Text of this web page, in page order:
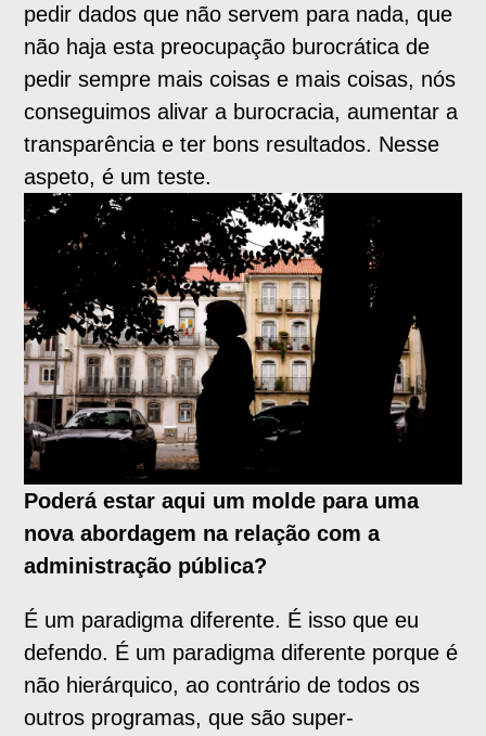
pedir dados que não servem para nada, que
não haja esta preocupação burocrática de
pedir sempre mais coisas e mais coisas, nós
conseguimos alivar a burocracia, aumentar a
transparência e ter bons resultados. Nesse
aspeto, é um teste.
Poderá estar aqui um molde para uma
nova abordagem na relação com a
administração pública?
É um paradigma diferente. É isso que eu
defendo. É um paradigma diferente porque é
não hierárquico, ao contrário de todos os
outros programas, que são super-